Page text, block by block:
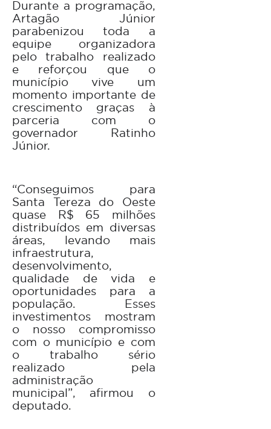
Durante a programação,
Artagão Júnior
parabenizou toda a
equipe organizadora
pelo trabalho realizado
e reforçou que o
município vive um
momento importante de
crescimento graças à
parceria com o
governador Ratinho
Júnior.
“Conseguimos para
Santa Tereza do Oeste
quase R$ 65 milhões
distribuídos em diversas
áreas, levando mais
infraestrutura,
desenvolvimento,
qualidade de vida e
oportunidades para a
população. Esses
investimentos mostram
o nosso compromisso
com o município e com
o trabalho sério
realizado pela
administração
municipal”, afirmou o
deputado.